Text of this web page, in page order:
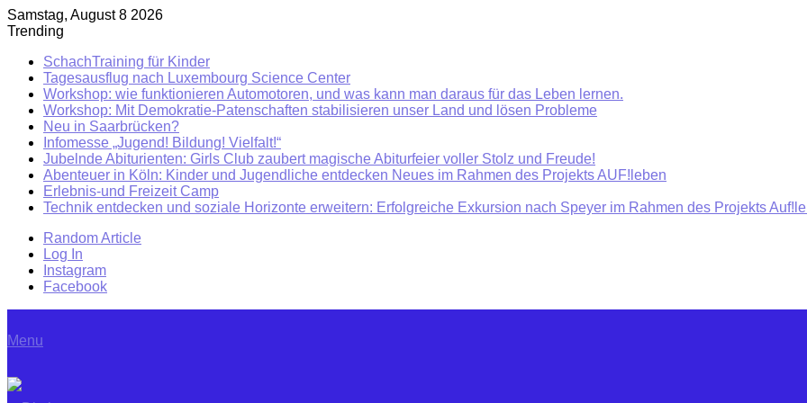
Samstag, August 8 2026
Trending
SchachTraining für Kinder
Tagesausflug nach Luxembourg Science Center
Workshop: wie funktionieren Automotoren, und was kann man daraus für das Leben lernen.
Workshop: Mit Demokratie-Patenschaften stabilisieren unser Land und lösen Probleme
Neu in Saarbrücken?
Infomesse „Jugend! Bildung! Vielfalt!“
Jubelnde Abiturienten: Girls Club zaubert magische Abiturfeier voller Stolz und Freude!
Abenteuer in Köln: Kinder und Jugendliche entdecken Neues im Rahmen des Projekts AUF!leben
Erlebnis-und Freizeit Camp
Technik entdecken und soziale Horizonte erweitern: Erfolgreiche Exkursion nach Speyer im Rahmen des Projekts
Random Article
Log In
Instagram
Facebook
Menu